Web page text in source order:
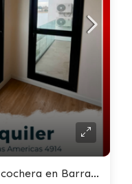
Apartamento en alquiler c/ cochera en Barra de Carrasco